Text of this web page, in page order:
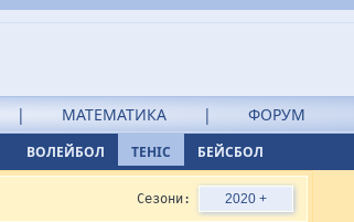
| МАТЕМАТИКА | ФОРУМ
ВОЛЕЙБОЛ ТЕНІС БЕЙСБОЛ
Сезони: 2020 +